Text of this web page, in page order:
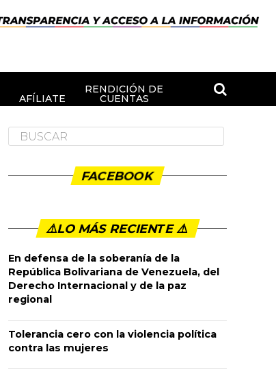
AFÍLIATE
RENDICIÓN DE
CUENTAS
FACEBOOK
⚠️LO MÁS RECIENTE ⚠️️
En defensa de la soberanía de la
República Bolivariana de Venezuela, del
Derecho Internacional y de la paz
regional
Tolerancia cero con la violencia política
contra las mujeres